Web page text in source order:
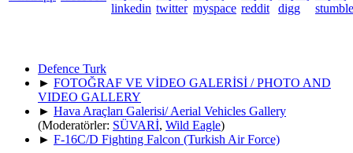
Defence Turk
► FOTOĞRAF VE VİDEO GALERİSİ / PHOTO AND
VIDEO GALLERY
► Hava Araçları Galerisi/ Aerial Vehicles Gallery
(Moderatörler: SÜVARİ, Wild Eagle)
► F-16C/D Fighting Falcon (Turkish Air Force)